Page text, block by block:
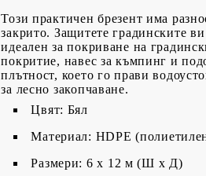
Този практичен брезент има
закрито. Защитете градинските
идеален за покриване на
покритие, навес за къмпинг и
плътност, което го прави
за лесно закопчаване.
Цвят: Бял
Материал: HDPE
Размери: 6 x 12 м (Ш х Д)